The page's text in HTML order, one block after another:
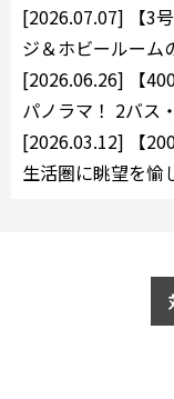
[2026.07.07]
【3
ジ＆ホビールーム
[2026.06.26]
【
パノラマ！ 2バス
[2026.03.12]
【
生活圏に眺望を愉
駅から徒歩
指定なし
3分以内
10分以内
申込無し物件のみ